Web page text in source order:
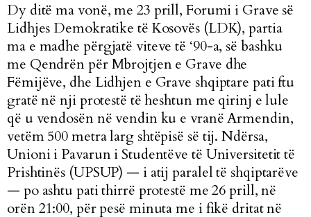
Dy ditë ma vonë, me 23 prill, Forumi i Grave së
Lidhjes Demokratike të Kosovës (LDK), partia
ma e madhe përgjatë viteve të ‘90-a, së bashku
me Qendrën për Mbrojtjen e Grave dhe
Fëmijëve, dhe Lidhjen e Grave shqiptare pati ftu
gratë në nji protestë të heshtun me qirinj e lule
që u vendosën në vendin ku e vranë Armendin,
vetëm 500 metra larg shtëpisë së tij. Ndërsa,
Unioni i Pavarun i Studentëve të Universitetit të
Prishtinës (UPSUP) — i atij paralel të shqiptarëve
— po ashtu pati thirrë protestë me 26 prill, në
orën 21:00, për pesë minuta me i fikë dritat në